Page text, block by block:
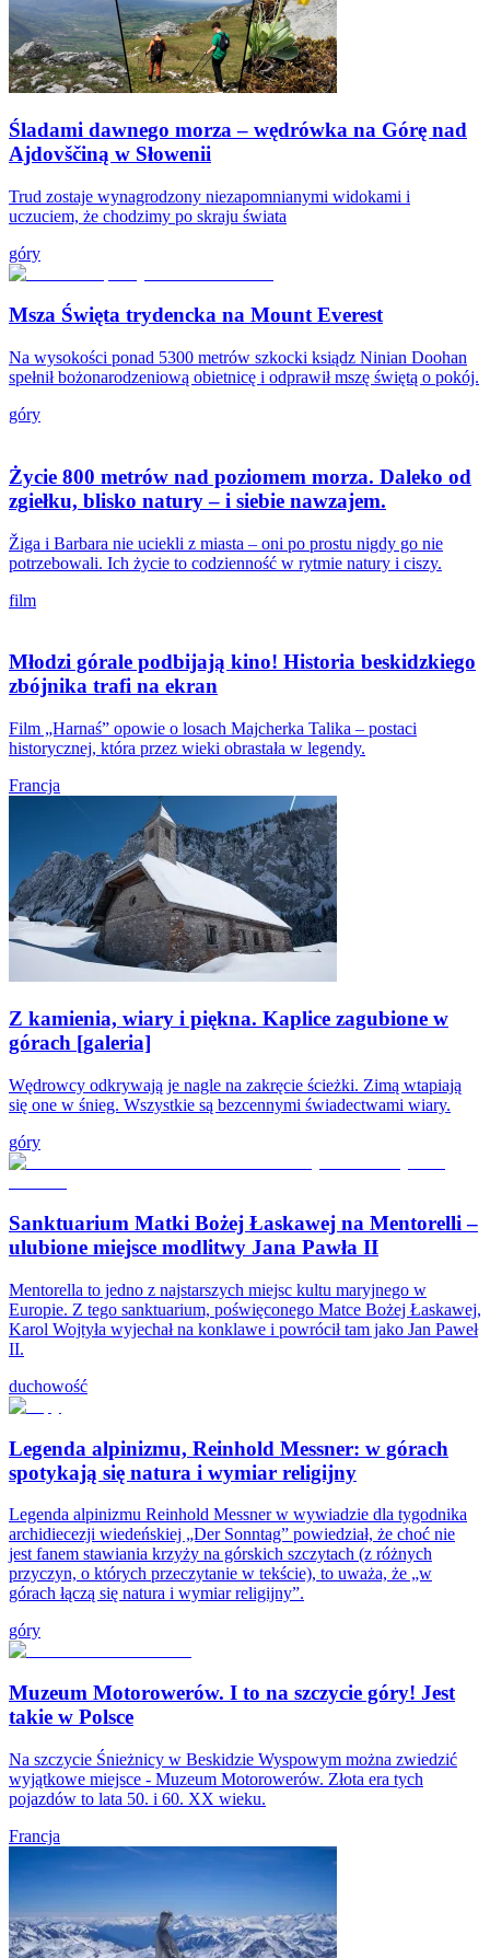
Śladami dawnego morza – wędrówka na Górę nad
Ajdovščiną w Słowenii
Trud zostaje wynagrodzony niezapomnianymi widokami i
uczuciem, że chodzimy po skraju świata
góry
Msza Święta trydencka na Mount Everest
Na wysokości ponad 5300 metrów szkocki ksiądz Ninian Doohan
spełnił bożonarodzeniową obietnicę i odprawił mszę świętą o pokój.
góry
Życie 800 metrów nad poziomem morza. Daleko od
zgiełku, blisko natury – i siebie nawzajem.
Žiga i Barbara nie uciekli z miasta – oni po prostu nigdy go nie
potrzebowali. Ich życie to codzienność w rytmie natury i ciszy.
film
Młodzi górale podbijają kino! Historia beskidzkiego
zbójnika trafi na ekran
Film „Harnaś” opowie o losach Majcherka Talika – postaci
historycznej, która przez wieki obrastała w legendy.
Francja
Z kamienia, wiary i piękna. Kaplice zagubione w
górach [galeria]
Wędrowcy odkrywają je nagle na zakręcie ścieżki. Zimą wtapiają
się one w śnieg. Wszystkie są bezcennymi świadectwami wiary.
góry
Sanktuarium Matki Bożej Łaskawej na Mentorelli –
ulubione miejsce modlitwy Jana Pawła II
Mentorella to jedno z najstarszych miejsc kultu maryjnego w
Europie. Z tego sanktuarium, poświęconego Matce Bożej Łaskawej,
Karol Wojtyła wyjechał na konklawe i powrócił tam jako Jan Paweł
II.
duchowość
Legenda alpinizmu, Reinhold Messner: w górach
spotykają się natura i wymiar religijny
Legenda alpinizmu Reinhold Messner w wywiadzie dla tygodnika
archidiecezji wiedeńskiej „Der Sonntag” powiedział, że choć nie
jest fanem stawiania krzyży na górskich szczytach (z różnych
przyczyn, o których przeczytanie w tekście), to uważa, że „w
górach łączą się natura i wymiar religijny”.
góry
Muzeum Motorowerów. I to na szczycie góry! Jest
takie w Polsce
Na szczycie Śnieżnicy w Beskidzie Wyspowym można zwiedzić
wyjątkowe miejsce - Muzeum Motorowerów. Złota era tych
pojazdów to lata 50. i 60. XX wieku.
Francja